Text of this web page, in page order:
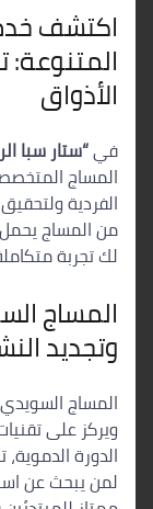
اكتشف
الأذواق
في“ستار سبا
المساج
الفردية
من المساج
لك تجربة
المساج
وتجديد
المساج
ويركز على
الدورة
لمن يبحث عن